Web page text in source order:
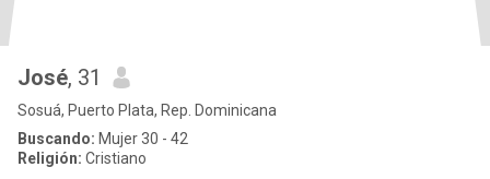
José, 31
Sosuá, Puerto Plata, Rep. Dominicana
Buscando: Mujer 30 - 42
Religión: Cristiano